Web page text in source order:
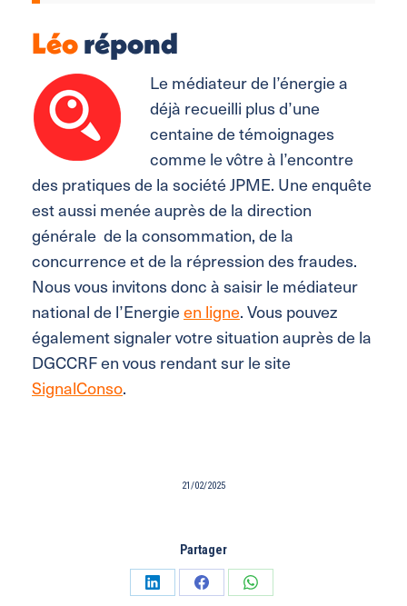
Léorépond
Le médiateur de l’énergie a
déjà recueilli plus d’une
centaine de témoignages
comme le vôtre à l’encontre
des pratiques de la société JPME. Une enquête
est aussi menée auprès de la direction
générale de la consommation, de la
concurrence et de la répression des fraudes.
Nous vous invitons donc à saisir le médiateur
national de l’Energieen ligne. Vous pouvez
également signaler votre situation auprès de la
DGCCRF en vous rendant sur le site
SignalConso.
21/02/2025
Partager
PartagerPartagerPartager